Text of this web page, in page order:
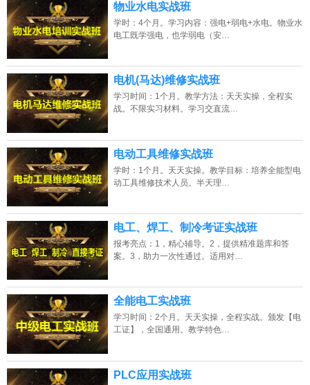
物业水电实战班
学时：4个月。学习内容：强电+弱电+水电。物业水
电工既学强电，也学弱电（安…
电机(马达)维修实战班
学习时间：1个月。教学方法：天天实操，全程实
战。不限实习材料。学习交直流…
电动工具维修实战班
学时：1个月。天天实操。教学目标：培养全能型电
动工具维修技术人员。半天理…
电工、焊工、制冷考证实战班
报考亮点：1，精心辅导。2，提供精准题库和答
案。3，助力一次性通过。适用对…
全能电工实战班
学习时间：2个月。天天实操，全程实战。颁发【电
工证】，全国通用。教学特色…
PLC应用实战班